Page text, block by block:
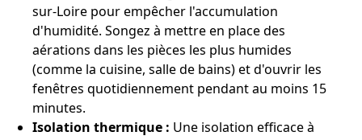
sur-Loire pour empêcher l'accumulation
d'humidité. Songez à mettre en place des
aérations dans les pièces les plus humides
(comme la cuisine, salle de bains) et d'ouvrir les
fenêtres quotidiennement pendant au moins 15
minutes.
Isolation thermique : Une isolation efficace à